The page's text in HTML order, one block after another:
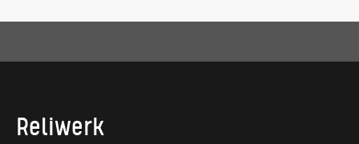
Reliwerk